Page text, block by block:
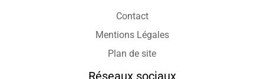
Contact
Mentions Légales
Plan de site